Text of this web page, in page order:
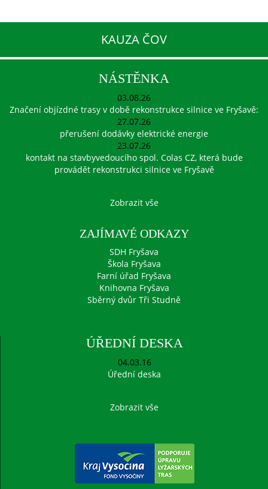
KAUZA ČOV
NÁSTĚNKA
03.08.26
Značení objízdné trasy v době rekonstrukce silnice ve Fryšavě:
27.07.26
přerušení dodávky elektrické energie
23.07.26
kontakt na stavbyvedoucího spol. Colas CZ, která bude
provádět rekonstrukci silnice ve Fryšavě
Zobrazit vše
ZAJÍMAVÉ ODKAZY
SDH Fryšava
Škola Fryšava
Farní úřad Fryšava
Knihovna Fryšava
Sběrný dvůr Tři Studně
ÚŘEDNÍ DESKA
04.03.16
Úřední deska
Zobrazit vše